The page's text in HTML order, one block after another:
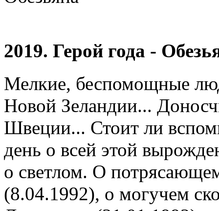
2019. Герой года -
Мелкие, беспомощные
Новой Зеландии...
Швеции... Стоит ли
день о всей этой
о светлом. О
(8.04.1992), о могучем